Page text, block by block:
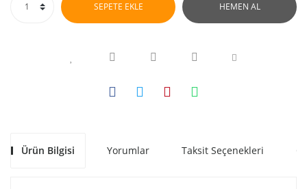
SEPETE EKLE HEMEN AL
Ürün Bilgisi Yorumlar Taksit Seçenekleri